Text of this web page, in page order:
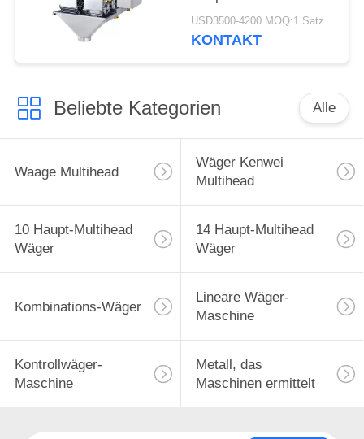
USD3500-4200 MOQ:1 Satz
KONTAKT
Beliebte Kategorien Alle
Waage Multihead
Wäger Kenwei
Multihead
10 Haupt-Multihead
Wäger
14 Haupt-Multihead
Wäger
Kombinations-Wäger
Lineare Wäger-
Maschine
Kontrollwäger-
Maschine
Metall, das
Maschinen ermittelt